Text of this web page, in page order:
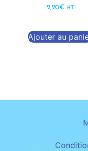
2,20€ HT
Ajouter au